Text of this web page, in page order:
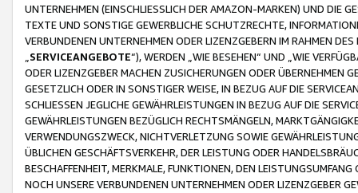
UNTERNEHMEN (EINSCHLIESSLICH DER AMAZON-MARKEN) UND DIE
TEXTE UND SONSTIGE GEWERBLICHE SCHUTZRECHTE,
VERBUNDENEN UNTERNEHMEN ODER LIZENZGEBERN IM RAHMEN
SERVICEANGEBOTE“), WERDEN „WIE BESEHEN“ UND „WIE
ODER LIZENZGEBER MACHEN ZUSICHERUNGEN ODER ÜBERNEHMEN
GESETZLICH ODER IN SONSTIGER WEISE, IN BEZUG AUF DIE
SCHLIESSEN JEGLICHE GEWÄHRLEISTUNGEN IN BEZUG AUF DIE
GEWÄHRLEISTUNGEN BEZÜGLICH RECHTSMÄNGELN,
VERWENDUNGSZWECK, NICHTVERLETZUNG SOWIE
ÜBLICHEN GESCHÄFTSVERKEHR, DER LEISTUNG ODER
BESCHAFFENHEIT, MERKMALE, FUNKTIONEN, DEN
NOCH UNSERE VERBUNDENEN UNTERNEHMEN ODER LIZENZGEBER